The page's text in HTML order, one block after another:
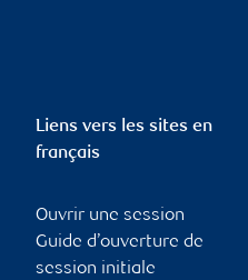
Liens vers les sites en
français
Ouvrir une session
Guide d’ouverture de
session initiale